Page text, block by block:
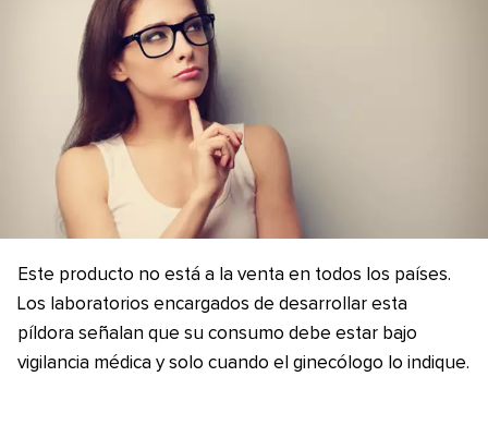
Este producto no está a la venta en todos los países.
Los laboratorios encargados de desarrollar esta
píldora señalan que su consumo debe estar bajo
vigilancia médica y solo cuando el ginecólogo lo indique.